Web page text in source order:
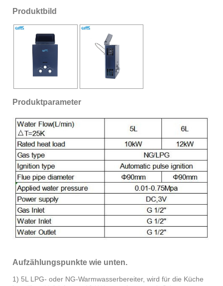
Produktbild
Produktparameter
Aufzählungspunkte wie unten.
1) 5L LPG- oder NG-Warmwasserbereiter, wird für die Küche